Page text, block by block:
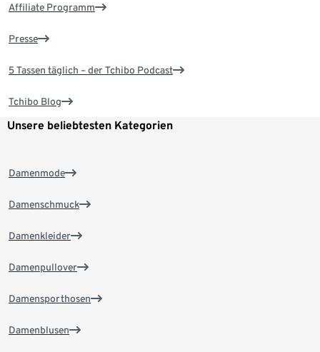
Affiliate Programm
Presse
5 Tassen täglich – der Tchibo Podcast
Tchibo Blog
Unsere beliebtesten Kategorien
Damenmode
Damenschmuck
Damenkleider
Damenpullover
Damensporthosen
Damenblusen